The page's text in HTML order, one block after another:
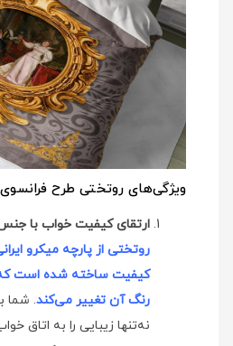
ویژگی‌های روتختی طرح فرانسوی
ارتقای کیفیت خواب با
روتختی از پارچه میکرو
کیفیت ساخته شده است
رنگ آن تغییر می‌کند. شما
نه‌تنها زیبایی را به اتاق